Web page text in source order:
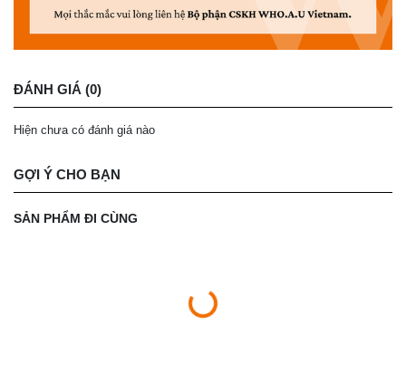
ĐÁNH GIÁ (0)
Hiện chưa có đánh giá nào
GỢI Ý CHO BẠN
SẢN PHẨM ĐI CÙNG